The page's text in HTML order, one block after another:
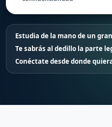
Estudia de la mano de un
Te sabrás al dedillo la parte
Conéctate desde donde